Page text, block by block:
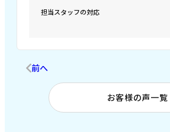
担当スタッフの対応
前へ
お客様の声一覧